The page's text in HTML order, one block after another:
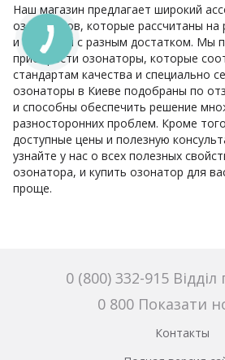
Наш магазин предлагает широкий
озонаторов, которые рассчитаны
и на людей с разным достатком. Мы
приобрести озонаторы, которые
стандартам качества и специально
озонаторы в Киеве подобраны по
и способны обеспечить решение
разносторонних проблем. Кроме
доступные цены и полезную
узнайте у нас о всех полезных
озонатора, и купить озонатор для
проще.
0 (800) 332-915
0 800 Показати
Контакты